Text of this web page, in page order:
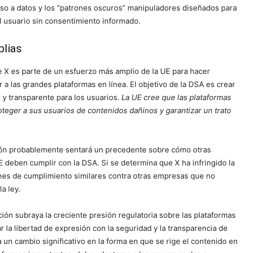
a datos y los “patrones oscuros” manipuladores diseñados para
sin consentimiento informado.
es parte de un esfuerzo más amplio de la UE para hacer
las grandes plataformas en línea. El objetivo de la DSA es crear
transparente para los usuarios. La UE cree que las plataformas
a sus usuarios de contenidos dañinos y garantizar un trato
probablemente sentará un precedente sobre cómo otras
deben cumplir con la DSA. Si se determina que X ha infringido la
de cumplimiento similares contra otras empresas que no
ley.
subraya la creciente presión regulatoria sobre las plataformas
la libertad de expresión con la seguridad y la transparencia de
un cambio significativo en la forma en que se rige el contenido en